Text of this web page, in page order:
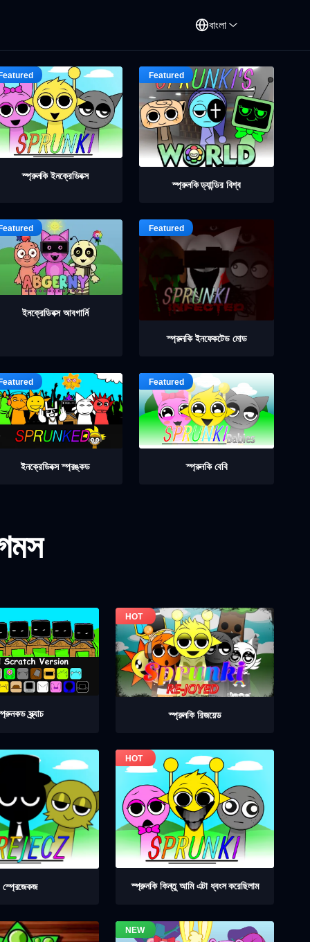
বাংলা
স্প্রুনকি ইনক্রেডিবক্স
স্প্রুনকি ড্যান্ডির বিশ্ব
ইনক্রেডিবক্স আবগার্নি
স্প্রুনকি ইনফেকটেড মোড
ইনক্রেডিবক্স স্প্রঙ্কড স্প্রুনকি বেবি
স্ক্র্যাচ স্প্রুনকি রিজয়েড
স্প্রেজেকজ স্প্রুনকি কিন্তু আমি এটা ধ্বংস করেছিলাম